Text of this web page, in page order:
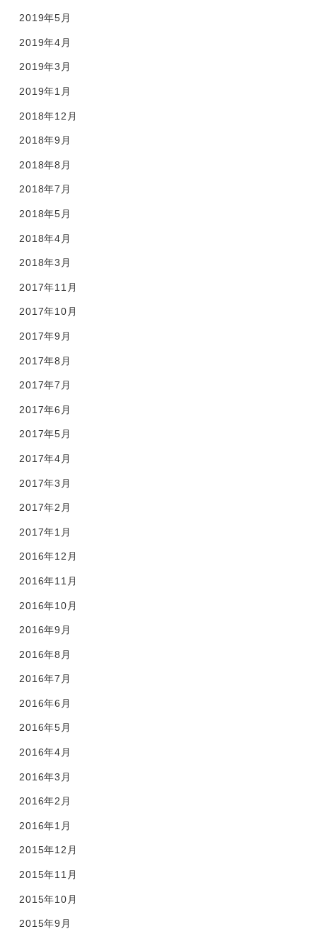
2019年5月
2019年4月
2019年3月
2019年1月
2018年12月
2018年9月
2018年8月
2018年7月
2018年5月
2018年4月
2018年3月
2017年11月
2017年10月
2017年9月
2017年8月
2017年7月
2017年6月
2017年5月
2017年4月
2017年3月
2017年2月
2017年1月
2016年12月
2016年11月
2016年10月
2016年9月
2016年8月
2016年7月
2016年6月
2016年5月
2016年4月
2016年3月
2016年2月
2016年1月
2015年12月
2015年11月
2015年10月
2015年9月